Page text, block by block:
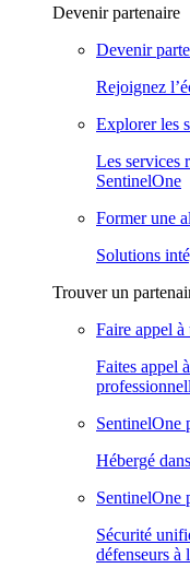
Devenir partenaire
Devenir
Rejoignez
Explorer les
Les services
SentinelOne
Former une
Solutions
Trouver un
Faire appel à
Faites appel
SentinelOne
Hébergé
SentinelOne
Sécurité
défenseurs à